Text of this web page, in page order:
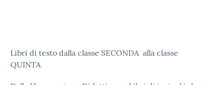
Libri di testo dalla classe SECONDA alla classe
QUINTA